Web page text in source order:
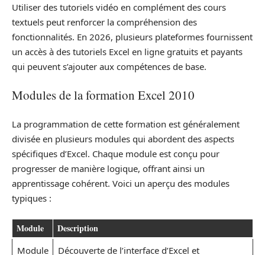
Utiliser des tutoriels vidéo en complément des cours
textuels peut renforcer la compréhension des
fonctionnalités. En 2026, plusieurs plateformes fournissent
un accès à des tutoriels Excel en ligne gratuits et payants
qui peuvent s’ajouter aux compétences de base.
Modules de la formation Excel 2010
La programmation de cette formation est généralement
divisée en plusieurs modules qui abordent des aspects
spécifiques d’Excel. Chaque module est conçu pour
progresser de manière logique, offrant ainsi un
apprentissage cohérent. Voici un aperçu des modules
typiques :
Module Description
Module
Découverte de l’interface d’Excel et